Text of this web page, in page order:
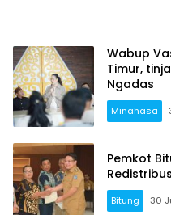
Wabup
Timur,
Ngadas
Minahasa
Pemkot
Bitung 30